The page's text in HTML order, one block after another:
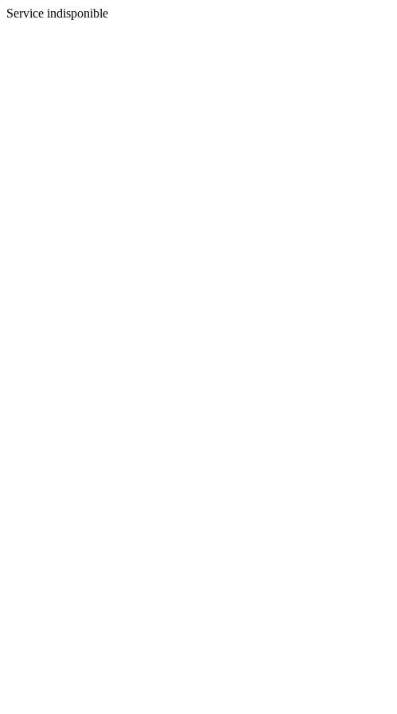
Service indisponible